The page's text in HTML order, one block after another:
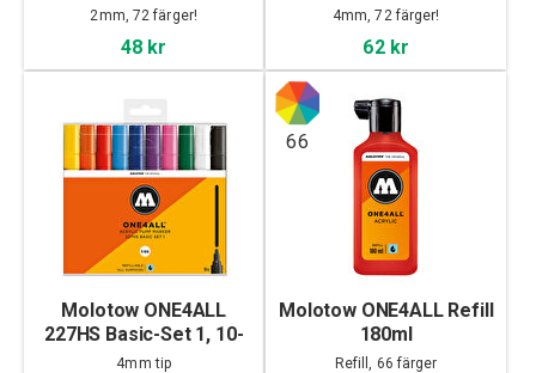
2mm, 72 färger!
48 kr
4mm, 72 färger!
62 kr
Molotow ONE4ALL
227HS Basic-Set 1, 10-
set
4mm tip
66
Molotow ONE4ALL Refill
180ml
Refill, 66 färger